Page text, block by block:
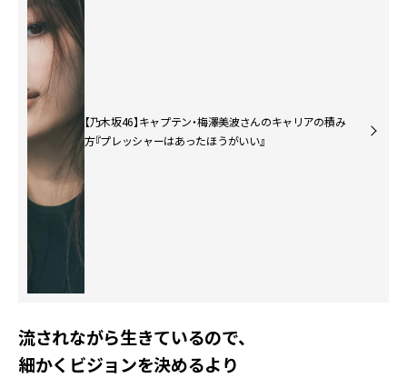
【乃木坂46】キャプテン・梅澤美波さんのキャリアの積み
方『プレッシャーはあったほうがいい』
流されながら生きているので、
細かくビジョンを決めるより